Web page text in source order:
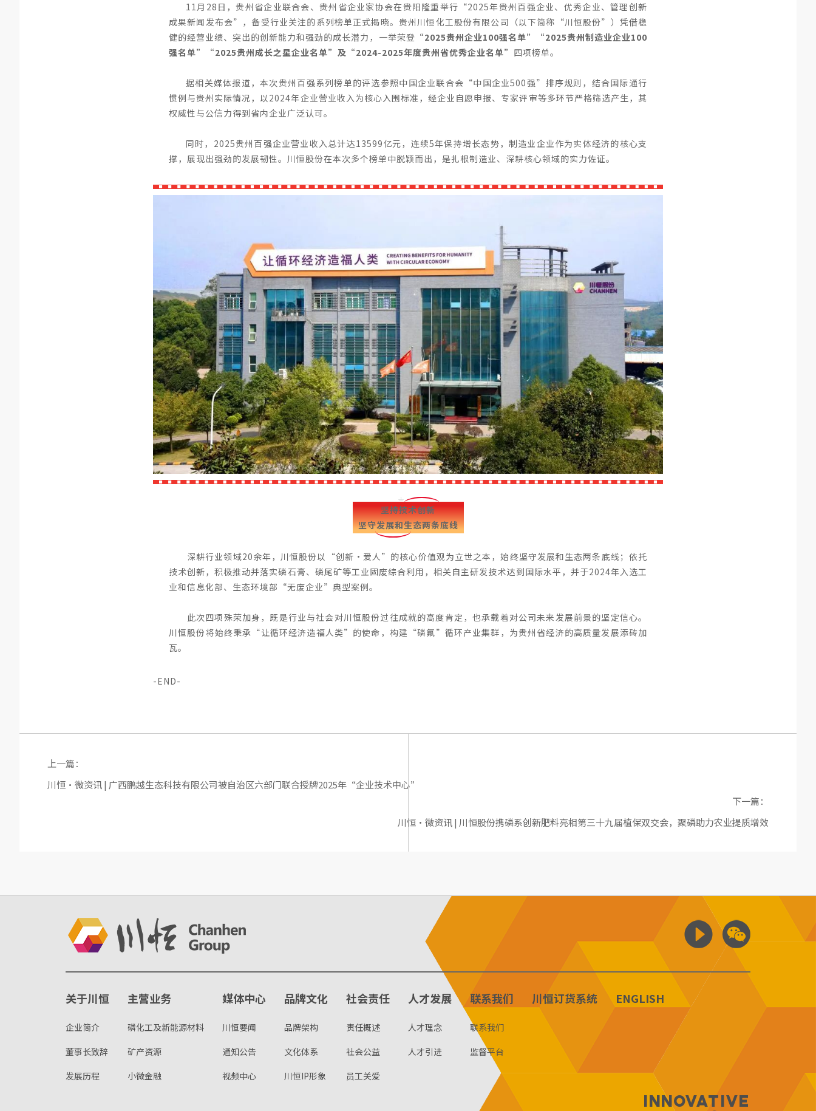
11月28日，贵州省企业联合会、贵州省企业家协会在贵阳隆重举行“2025年贵州百强企业、优秀企业、管理创新
成果新闻发布会”，备受行业关注的系列榜单正式揭晓。贵州川恒化工股份有限公司（以下简称“川恒股份”）凭借稳
健的经营业绩、突出的创新能力和强劲的成长潜力，一举荣登 “2025贵州企业100强名单”“2025贵州制造业企业100
强名单”“2025贵州成长之星企业名单”及“2024-2025年度贵州省优秀企业名单” 四项榜单。
据相关媒体报道，本次贵州百强系列榜单的评选参照中国企业联合会“中国企业500强”排序规则，结合国际通行
惯例与贵州实际情况，以2024年企业营业收入为核心入围标准，经企业自愿申报、专家评审等多环节严格筛选产生，其
权威性与公信力得到省内企业广泛认可。
同时，2025贵州百强企业营业收入总计达13599亿元，连续5年保持增长态势，制造业企业作为实体经济的核心支
撑，展现出强劲的发展韧性。川恒股份在本次多个榜单中脱颖而出，是扎根制造业、深耕核心领域的实力佐证。
坚持技术创新
坚守发展和生态两条底线
深耕行业领域20余年，川恒股份以“创新·爱人”的核心价值观为立世之本，始终坚守发展和生态两条底线；依托
技术创新，积极推动并落实磷石膏、磷尾矿等工业固废综合利用，相关自主研发技术达到国际水平，并于2024年入选工
业和信息化部、生态环境部“无废企业”典型案例。
此次四项殊荣加身，既是行业与社会对川恒股份过往成就的高度肯定，也承载着对公司未来发展前景的坚定信心。
川恒股份将始终秉承“让循环经济造福人类”的使命， 构建“磷氟”循环产业集群，为贵州省经济的高质量发展添砖加
瓦。
-END-
上一篇：
川恒·微资讯 | 广西鹏越生态科技有限公司被自治区六部门联合授牌2025年“企业技术中心”
下一篇：
川恒·微资讯 | 川恒股份携磷系创新肥料亮相第三十九届植保双交会，聚磷助力农业提质增效
关于川恒
企业简介
董事长致辞
发展历程
主营业务
磷化工及新能源材料
矿产资源
小微金融
媒体中心
川恒要闻
通知公告
视频中心
品牌文化
品牌架构
文化体系
川恒IP形象
社会责任
责任概述
社会公益
员工关爱
人才发展
人才理念
人才引进
联系我们
联系我们
监督平台
川恒订货系统 ENGLISH
Innovative